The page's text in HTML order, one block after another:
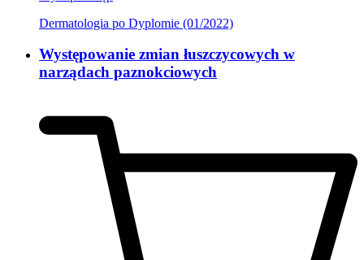
Dermatologia po Dyplomie (01/2022)
Występowanie zmian łuszczycowych w
narządach paznokciowych